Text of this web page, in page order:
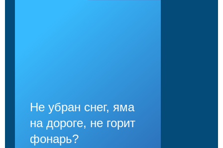
Не убран снег, яма
на дороге, не горит
фонарь?